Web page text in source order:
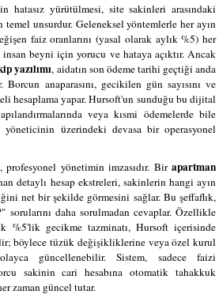
hatasız yürütülmesi, site sakinleri arasındaki
unsurdur. Geleneksel yöntemlerle her ayın
faiz oranlarını (yasal olarak aylık %5) her
beyni için yorucu ve hataya açıktır. Ancak
yazılımı, aidatın son ödeme tarihi geçtiği anda
anaparasını, gecikilen gün sayısını ve
hesaplama yapar. Hursoft'un sunduğu bu dijital
veya kısmi ödemelerde bile
üzerindeki devasa bir operasyonel
profesyonel yönetimin imzasıdır. Bir apartman
detaylı hesap ekstreleri, sakinlerin hangi ayın
net bir şekilde görmesini sağlar. Bu şeffaflık,
sorularını daha sorulmadan cevaplar. Özellikle
%5'lik gecikme tazminatı, Hursoft içerisinde
böylece tüzük değişikliklerine veya özel kurul
güncellenebilir. Sistem, sadece faizi
sakinin cari hesabına otomatik tahakkuk
zaman güncel tutar.